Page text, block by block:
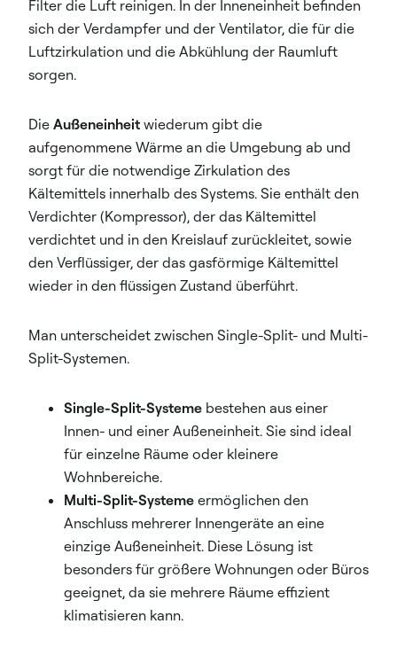
Filter die Luft reinigen. In der Inneneinheit befinden
sich der Verdampfer und der Ventilator, die für die
Luftzirkulation und die Abkühlung der Raumluft
sorgen.
Die Außeneinheit wiederum gibt die
aufgenommene Wärme an die Umgebung ab und
sorgt für die notwendige Zirkulation des
Kältemittels innerhalb des Systems. Sie enthält den
Verdichter (Kompressor), der das Kältemittel
verdichtet und in den Kreislauf zurückleitet, sowie
den Verflüssiger, der das gasförmige Kältemittel
wieder in den flüssigen Zustand überführt.
Man unterscheidet zwischen Single-Split- und Multi-
Split-Systemen.
Single-Split-Systeme bestehen aus einer
Innen- und einer Außeneinheit. Sie sind ideal
für einzelne Räume oder kleinere
Wohnbereiche.
Multi-Split-Systeme ermöglichen den
Anschluss mehrerer Innengeräte an eine
einzige Außeneinheit. Diese Lösung ist
besonders für größere Wohnungen oder Büros
geeignet, da sie mehrere Räume effizient
klimatisieren kann.